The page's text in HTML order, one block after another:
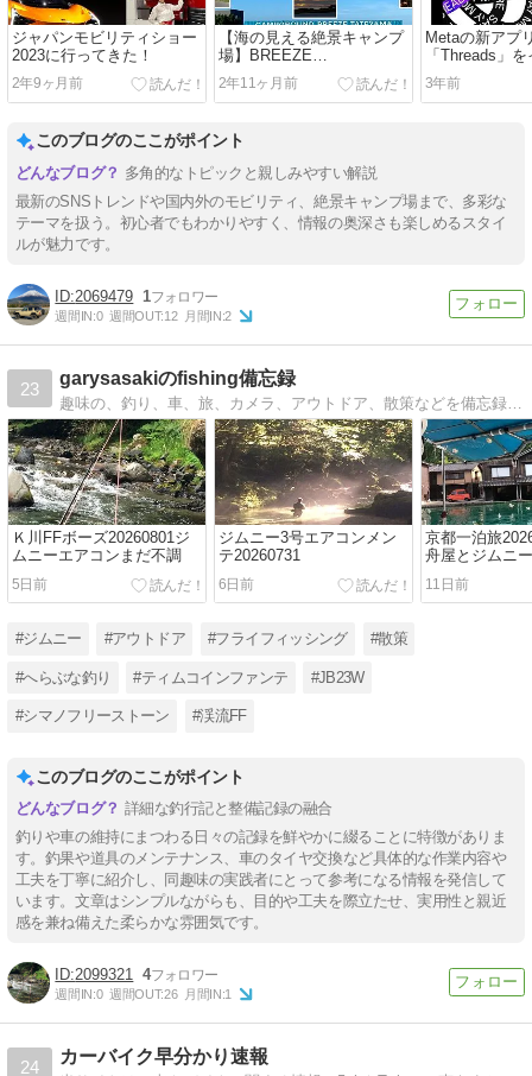
ジャパンモビリティショー
2023に行ってきた！
2年9ヶ月前
【海の見える絶景キャンプ
場】BREEZE
TATEYAMA（ブリーズ館
山）に行ってきた（千葉県
館山市）
2年11ヶ月前
Metaの新アプ
「Threads」
ルしてみた！
3年前
このブログのここがポイント
多角的なトピックと親しみやすい解説
最新のSNSトレンドや国内外のモビリティ、絶景キャンプ場まで、多彩な
テーマを扱う。初心者でもわかりやすく、情報の奥深さも楽しめるスタイ
ルが魅力です。
2069479 1
週間IN:0 週間OUT:12 月間IN:2
23
garysasakiのfishing備忘録
趣味の、釣り、車、旅、カメラ、アウトドア、散策などを備忘録として残しています。 カテゴリで選んでいただくと宜しいかと思います。。
Ｋ川FFボーズ20260801ジ
ムニーエアコンまだ不調
5日前
ジムニー3号エアコンメン
テ20260731
6日前
京都一泊旅
舟屋とジムニ
11日前
#ジムニー #アウトドア #フライフィッシング #散策
#へらぶな釣り #ティムコインファンテ #JB23W
#シマノフリーストーン #渓流FF
このブログのここがポイント
詳細な釣行記と整備記録の融合
釣りや車の維持にまつわる日々の記録を鮮やかに綴ることに特徴がありま
す。釣果や道具のメンテナンス、車のタイヤ交換など具体的な作業内容や
工夫を丁寧に紹介し、同趣味の実践者にとって参考になる情報を発信して
います。文章はシンプルながらも、目的や工夫を際立たせ、実用性と親近
感を兼ね備えた柔らかな雰囲気です。
2099321 4
週間IN:0 週間OUT:26 月間IN:1
24
カーバイク早分かり速報